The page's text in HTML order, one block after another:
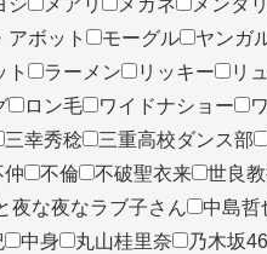
シ メアリ メガネ
メンタ
アボット モーグル ヤンガ
ト ラーメン リッキー リ
ロン毛 ワイドナショー
三幸秀稔 三重高校ダンス部
仲 不倫 不破聖衣来 世良
夜な夜なラブ子さん
中島哲
中身 丸山桂里奈 乃木坂46